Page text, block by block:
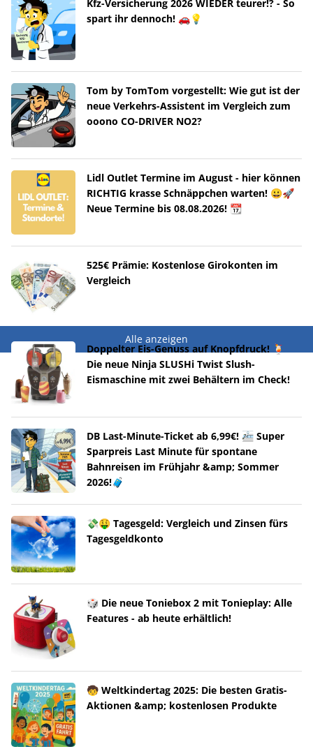
Kfz-Versicherung 2026 WIEDER teurer!? - So
spart ihr dennoch! 🚗💡
Tom by TomTom vorgestellt: Wie gut ist der
neue Verkehrs-Assistent im Vergleich zum
ooono CO-DRIVER NO2?
Lidl Outlet Termine im August - hier können
RICHTIG krasse Schnäppchen warten! 😀🚀
Neue Termine bis 08.08.2026! 📆
525€ Prämie: Kostenlose Girokonten im
Vergleich
Alle anzeigen
Doppelter Eis-Genuss auf Knopfdruck! 🍹
Die neue Ninja SLUSHi Twist Slush-
Eismaschine mit zwei Behältern im Check!
DB Last-Minute-Ticket ab 6,99€! 🚈 Super
Sparpreis Last Minute für spontane
Bahnreisen im Frühjahr &amp; Sommer
2026!🧳
💸🤑 Tagesgeld: Vergleich und Zinsen fürs
Tagesgeldkonto
🎲 Die neue Toniebox 2 mit Tonieplay: Alle
Features - ab heute erhältlich!
🧒 Weltkindertag 2025: Die besten Gratis-
Aktionen &amp; kostenlosen Produkte